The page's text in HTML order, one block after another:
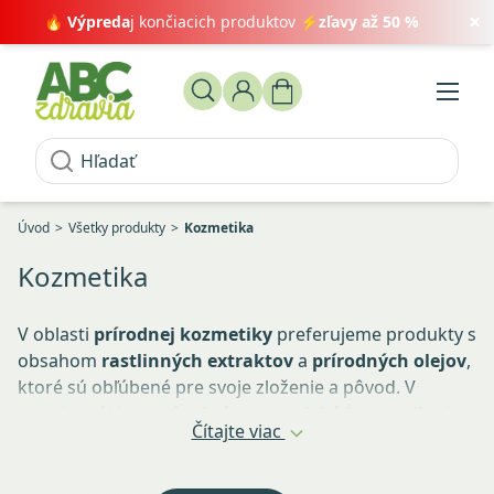
🔥 Výpredaj končiacich produktov ⚡zľavy až 50 % ×
Úvod Všetky produkty Kozmetika
Kozmetika
V oblasti prírodnej kozmetiky preferujeme produkty s
obsahom rastlinných extraktova prírodných olejov,
ktoré sú obľúbené pre svoje zloženie a pôvod. V
parabénov a sulfátov, vhodnú na každodennú
Čítajte viac